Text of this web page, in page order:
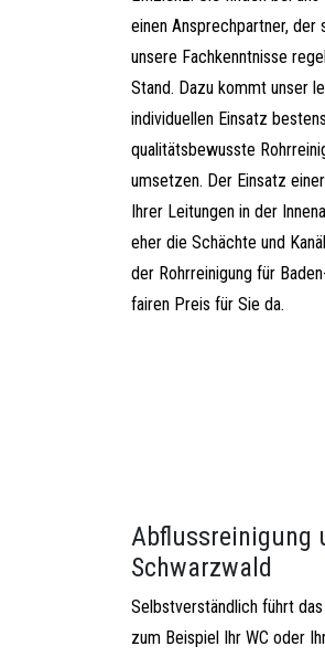
einen Ansprechpartner,
unsere Fachkenntnisse
Stand. Dazu kommt unser
individuellen Einsatz
qualitätsbewusste
umsetzen. Der Einsatz
Ihrer Leitungen in der
eher die Schächte und
der Rohrreinigung für
fairen Preis für Sie da.
Abflussreinigung
Schwarzwald
Selbstverständlich führt
zum Beispiel Ihr WC oder